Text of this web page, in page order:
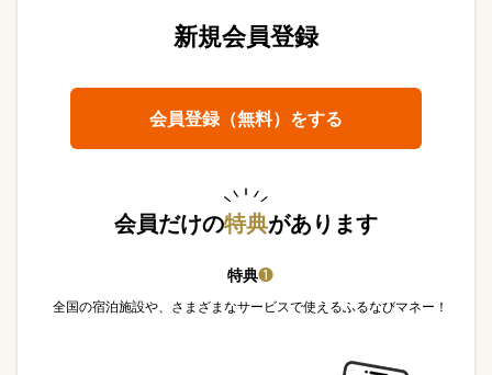
新規会員登録
会員登録（無料）をする
会員だけの特典があります
特典❶
全国の宿泊施設や、さまざまなサービスで使えるふるなびマネー！